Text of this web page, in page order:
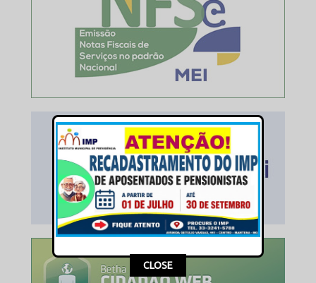
This popup will close in:
CLOSE